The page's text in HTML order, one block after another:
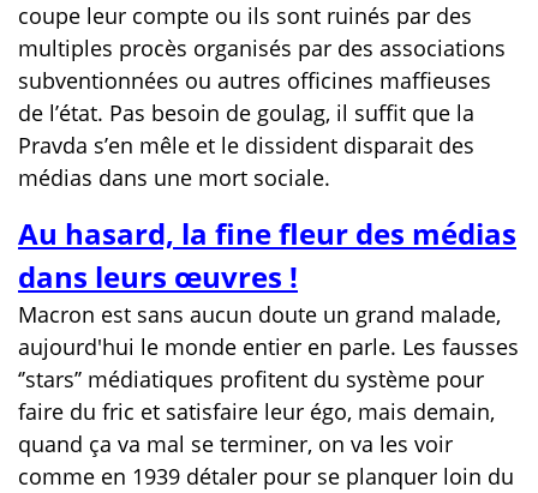
coupe leur compte ou ils sont ruinés par des
multiples procès organisés par des associations
subventionnées ou autres officines maffieuses
de l’état. Pas besoin de goulag, il suffit que la
Pravda s’en mêle et le dissident disparait des
médias dans une mort sociale.
Au hasard, la fine fleur des médias
dans leurs œuvres !
Macron est sans aucun doute un grand malade,
aujourd'hui le monde entier en parle. Les fausses
‘’stars’’ médiatiques profitent du système pour
faire du fric et satisfaire leur égo, mais demain,
quand ça va mal se terminer, on va les voir
comme en 1939 détaler pour se planquer loin du